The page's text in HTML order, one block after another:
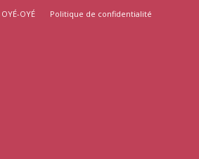
OYÉ-OYÉ Politique de confidentialité